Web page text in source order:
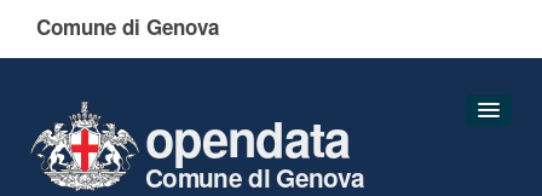
Comune di Genova
opendata
Comune di Genova